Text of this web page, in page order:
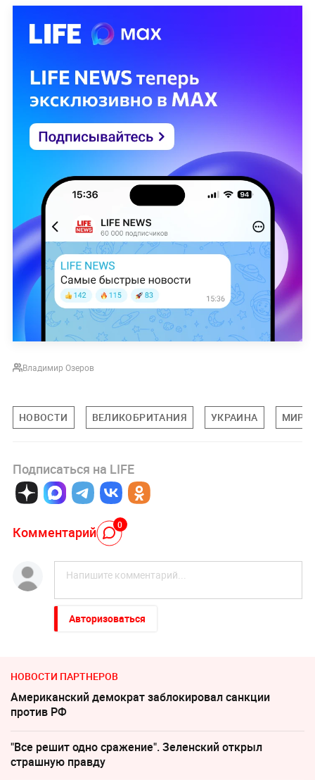
Владимир Озеров
НОВОСТИ ВЕЛИКОБРИТАНИЯ УКРАИНА
Подписаться на LIFE
Комментарий 0
Авторизоваться
НОВОСТИ ПАРТНЕРОВ
Американский демократ заблокировал санкции
против РФ
"Все решит одно сражение". Зеленский открыл
страшную правду